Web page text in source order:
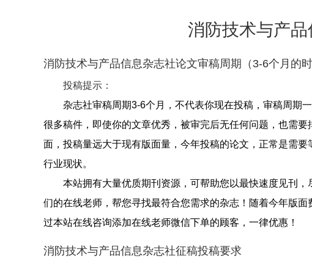
消防技术与产
消防技术与产品信息杂志社论文审稿周期（3-6个月的时
投稿提示：
杂志社审稿周期3-6个月，不代表你现在投稿，审稿周期
很多稿件，即使你的文章优秀，被审完后无任何问题，也需
面，投稿量远大于现有版面量，今年投稿的论文，正常是需
行业现状。
本站拥有大量优质期刊资源，可帮助您以最快速度见刊
们的在线老师，帮您寻找最符合您需求的杂志！随着今年版
过本站在线咨询添加在线老师微信下单的顾客，一律优惠！
消防技术与产品信息杂志社征稿投稿要求